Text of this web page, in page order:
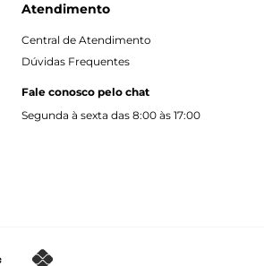
Atendimento
Central de Atendimento
Dúvidas Frequentes
Fale conosco pelo chat
Segunda à sexta das 8:00 às 17:00